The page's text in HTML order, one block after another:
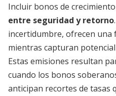
Incluir bonos de
entre seguridad y retorno
incertidumbre, ofrecen una
mientras capturan
Estas emisiones resultan
cuando los bonos
anticipan recortes de tasas